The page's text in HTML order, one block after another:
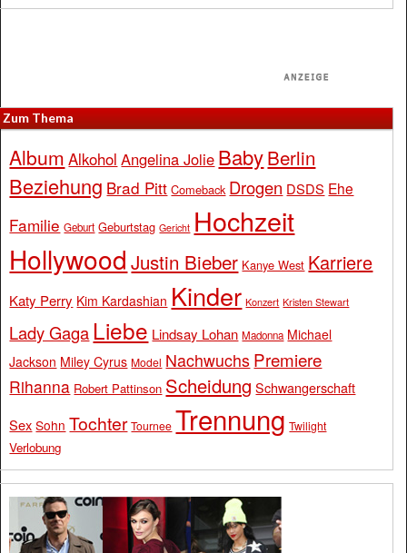
Zum Thema
Album Alkohol Angelina Jolie BabyBerlin
Beziehung Brad Pitt Comeback Drogen DSDS Ehe
Familie Geburt Geburtstag Gericht Hochzeit
Hollywood Justin Bieber Kanye West Karriere
Katy Perry Kim Kardashian Kinder Konzert Kristen Stewart
Lady Gaga Liebe Lindsay Lohan Madonna Michael
Jackson Miley Cyrus Model Nachwuchs Premiere
Rihanna Robert Pattinson Scheidung Schwangerschaft
Sex Sohn Tochter Tournee Trennung Twilight
Verlobung